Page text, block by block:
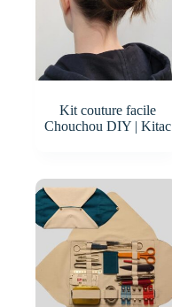
Kit couture facile
Chouchou DIY | Kitac